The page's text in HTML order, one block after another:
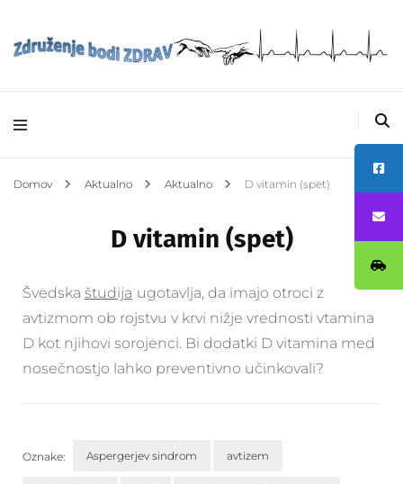
Avtizem –
Združenje bodi
ZDRAV
Domov Aktualno Aktualno D vitamin (spet)
D vitamin (spet)
Švedska študija ugotavlja, da imajo otroci z
avtizmom ob rojstvu v krvi nižje vrednosti vtamina
D kot njihovi sorojenci. Bi dodatki D vitamina med
nosečnostjo lahko preventivno učinkovali?
Oznake: Aspergerjev sindrom avtizem